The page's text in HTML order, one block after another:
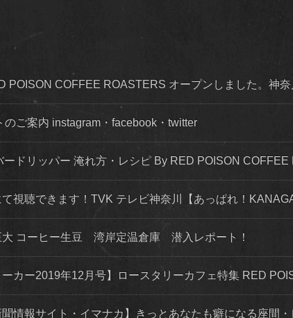
POISON COFFEE ROASTERS オープンしました。神奈
ご案内 instagram・facebook・twitter
ドリッパー 淹れ方・レシピ By RED POISON COFFEE
視聴できます！TVK テレビ神奈川【あっぱれ！
大 コーヒー生豆 湾岸定温倉庫 潜入レポート！
カー2019年12月号】ロースタリーカフェ特集 RED
情報サイト・イマナカ】きっとあなたも癖になる座間